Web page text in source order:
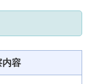
内容